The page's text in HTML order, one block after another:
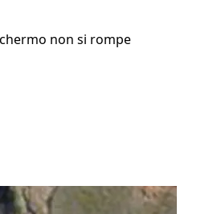
non si rompe